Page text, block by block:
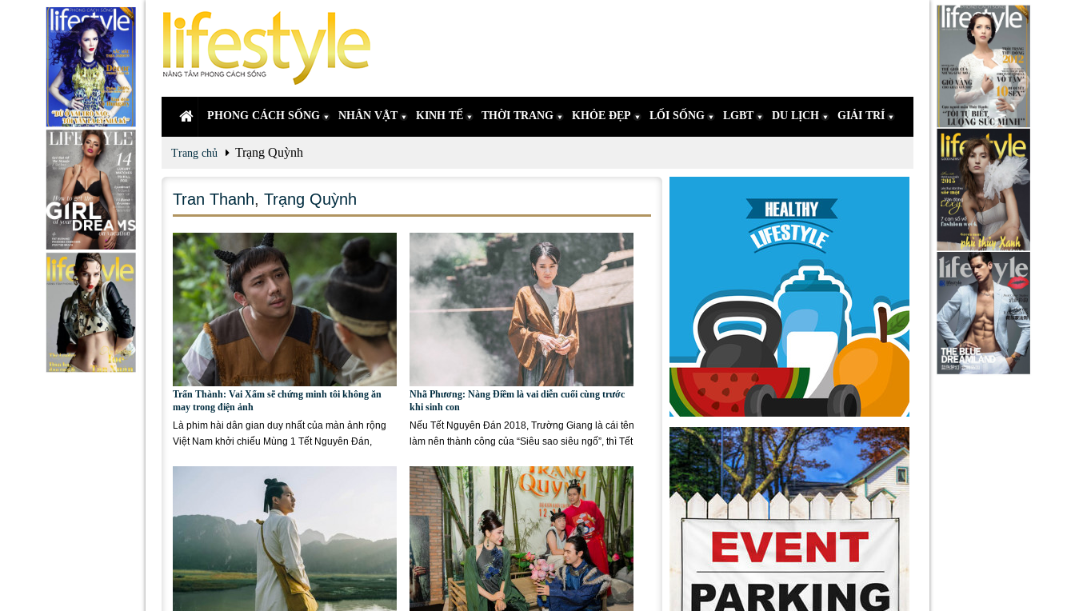
PHONG CÁCH SỐNG NHÂN VẬT KINH TẾ THỜI TRANG KHỎE ĐẸP LỐI SỐNG LGBT DU LỊCH GIẢI TRÍ
Trang chủ Trạng Quỳnh
Tran Thanh, Trạng Quỳnh
Trấn Thành: Vai Xẩm sẽ chứng minh tôi không ăn
may trong điện ảnh
Là phim hài dân gian duy nhất của màn ảnh rộng
Việt Nam khởi chiếu Mùng 1 Tết Nguyên Đán,
Nhã Phương: Nàng Điềm là vai diễn cuối cùng trước
khi sinh con
Nếu Tết Nguyên Đán 2018, Trường Giang là cái tên
làm nên thành công của “Siêu sao siêu ngố”, thì Tết